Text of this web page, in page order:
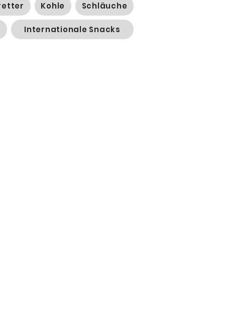
Kohle Schläuche
Internationale Snacks